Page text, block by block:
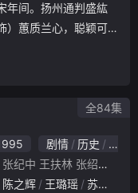
）蕙质兰心，聪颖可
因此倍遭嫡母及其爪
的临终嘱托，收敛锋
剧情 历史
战争
张纪中 王扶林 张绍林
陈之辉 王璐瑶 苏可
全84集